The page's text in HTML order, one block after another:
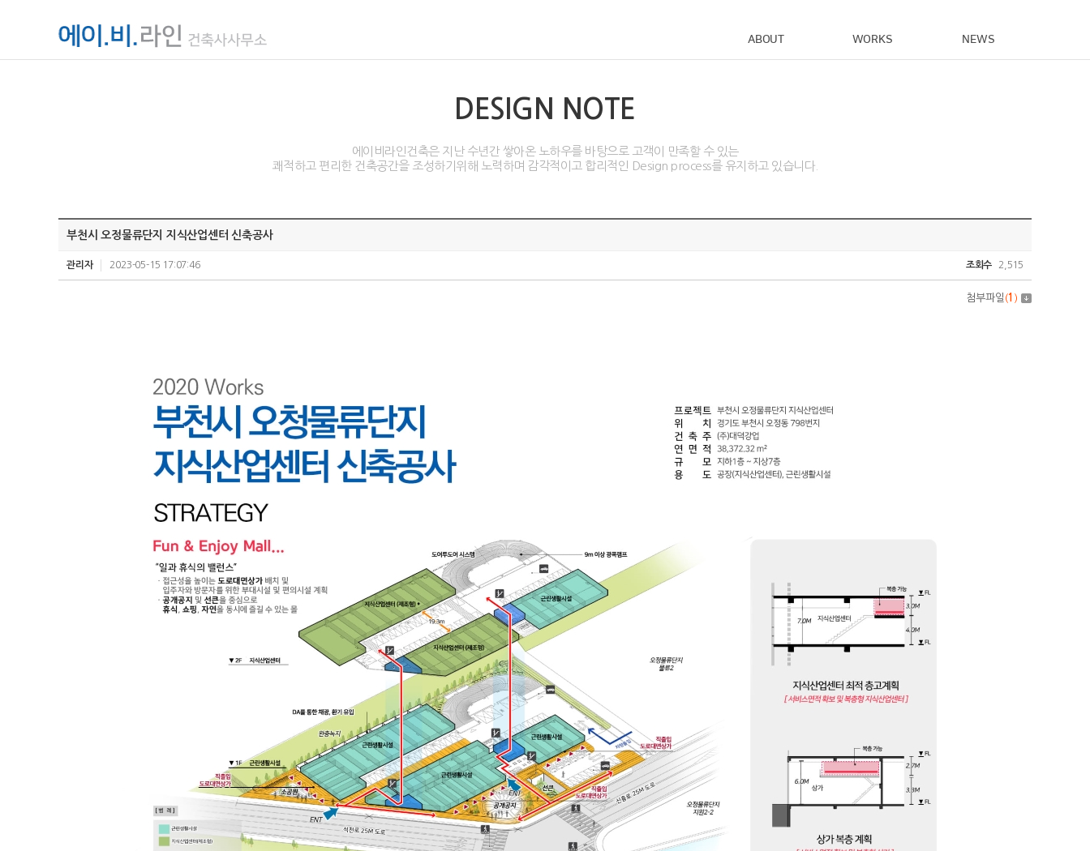
ABOUT WORKS NEWS
DESIGN NOTE
에이비라인건축은 지난 수년간 쌓아온 노하우를 바탕으로 고객이 만족할 수 있는
쾌적하고 편리한 건축공간을 조성하기위해 노력하며 감각적이고 합리적인 Design process를 유지하고 있습니다.
부천시 오정물류단지 지식산업센터 신축공사
관리자 2023-05-15 17:07:46 조회수 2,515
첨부파일 (1 )